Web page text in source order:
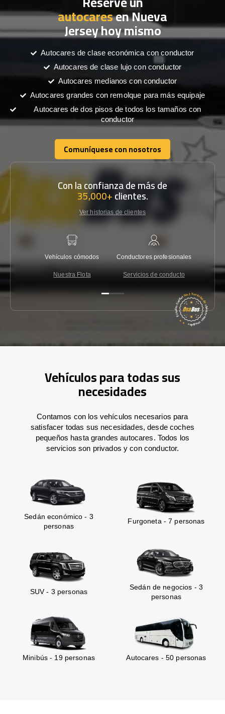
autocaresen Nueva
Jersey hoy mismo
Autocares de clase económica con conductor
Autocares de clase lujo con conductor
Autocares medianos con conductor
Autocares grandes con remolque para más equipaje
Autocares de dos pisos de todos los tamaños con
conductor
Comuníquese con nosotros
Comuníquese con nosotros
Con la confianza de más de
35,000+clientes.
Ver historias de clientes
Vehículos cómodos
Nuestra Flota
Conductores profesionales
Servicios de conducto
Vehículos para todas sus
necesidades
Contamos con los vehículos necesarios para
satisfacer todas sus necesidades, desde coches
pequeños hasta grandes autocares. Todos los
servicios son privados y con conductor.
Sedán económico - 3
personas
Furgoneta - 7 personas
SUV - 3 personas
Sedán de negocios - 3
personas
Minibús - 19 personas Autocares - 50 personas